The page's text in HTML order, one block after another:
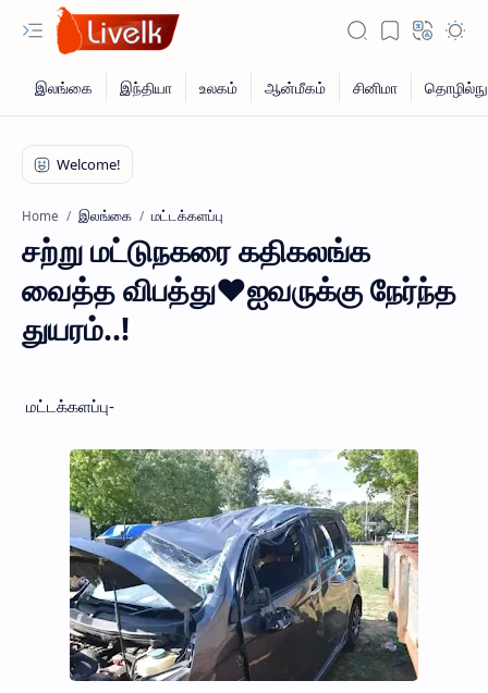
Home இலங்கை மட்டக்களப்பு
சற்று மட்டுநகரை கதிகலங்க
வைத்த விபத்து♥ஐவருக்கு நேர்ந்த
துயரம்..!
மட்டக்களப்பு-